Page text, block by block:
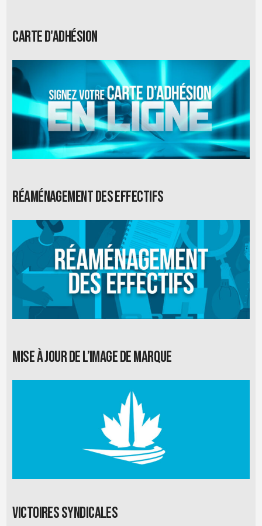
Carte d'adhésion
Réaménagement des effectifs
Mise à jour de l’image de marque
Victoires syndicales